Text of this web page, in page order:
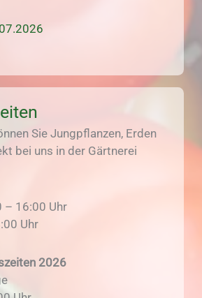
Sie Jungpflanzen, Erden
bei uns in der Gärtnerei
– 16:00 Uhr
Uhr
2026